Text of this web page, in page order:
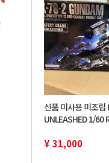
신품 미사용 미조립
UNLEASHED 1/60
델
¥ 31,000